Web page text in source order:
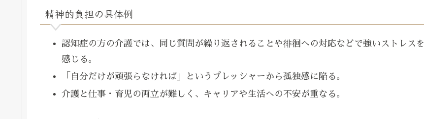
精神的負担の具体例
認知症の方の介護では、同じ質問が繰り返されることや徘徊への対応などで強いストレスを
感じる。
「自分だけが頑張らなければ」というプレッシャーから孤独感に陥る。
介護と仕事・育児の両立が難しく、キャリアや生活への不安が重なる。